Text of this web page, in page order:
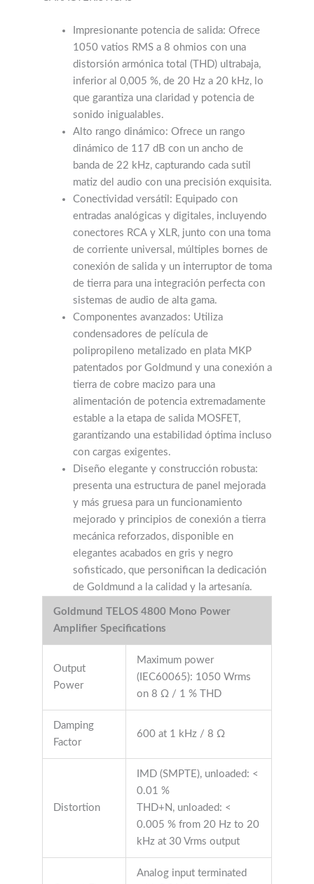
Impresionante potencia de salida: Ofrece
1050 vatios RMS a 8 ohmios con una
distorsión armónica total (THD) ultrabaja,
inferior al 0,005 %, de 20 Hz a 20 kHz, lo
que garantiza una claridad y potencia de
sonido inigualables.
Alto rango dinámico: Ofrece un rango
dinámico de 117 dB con un ancho de
banda de 22 kHz, capturando cada sutil
matiz del audio con una precisión exquisita.
Conectividad versátil: Equipado con
entradas analógicas y digitales, incluyendo
conectores RCA y XLR, junto con una toma
de corriente universal, múltiples bornes de
conexión de salida y un interruptor de toma
de tierra para una integración perfecta con
sistemas de audio de alta gama.
Componentes avanzados: Utiliza
condensadores de película de
polipropileno metalizado en plata MKP
patentados por Goldmund y una conexión a
tierra de cobre macizo para una
alimentación de potencia extremadamente
estable a la etapa de salida MOSFET,
garantizando una estabilidad óptima incluso
con cargas exigentes.
Diseño elegante y construcción robusta:
presenta una estructura de panel mejorada
y más gruesa para un funcionamiento
mejorado y principios de conexión a tierra
mecánica reforzados, disponible en
elegantes acabados en gris y negro
sofisticado, que personifican la dedicación
de Goldmund a la calidad y la artesanía.
Goldmund TELOS 4800 Mono Power
Amplifier Specifications
Output
Power
Maximum power
(IEC60065): 1050 Wrms
on 8 Ω / 1 % THD
Damping
Factor
600 at 1 kHz / 8 Ω
Distortion
IMD (SMPTE), unloaded: <
0.01 %
THD+N, unloaded: <
0.005 % from 20 Hz to 20
kHz at 30 Vrms output
Analog input terminated